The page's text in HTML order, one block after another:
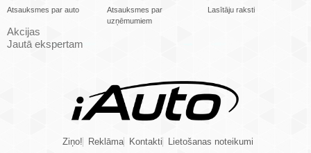
Atsauksmes par auto
Atsauksmes par
uzņēmumiem
Lasītāju raksti
Akcijas
Jautā ekspertam
Ziņo! Reklāma Kontakti Lietošanas noteikumi